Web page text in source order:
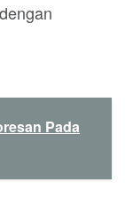
Pada